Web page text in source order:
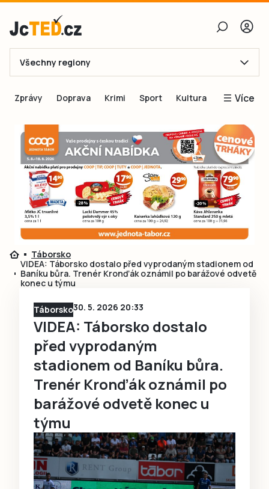
E-mail
Obnovit heslo
Přihlásit se
Přihlásit se přes Facebook
Ještě nemám účet, chci seRegistrovat
Všechny regiony
Zprávy Doprava Krimi Sport Kultura Více
Inspirace
Čtenáři píší
Speciální přílohy
Inzerce
Táborsko
VIDEA: Táborsko dostalo před vyprodaným stadionem od
Baníku bůra. Trenér Kronďák oznámil po barážové odvetě
konec u týmu
Táborsko30. 5. 2026 20:33
VIDEA: Táborsko dostalo
před vyprodaným
stadionem od Baníku bůra.
Trenér Kronďák oznámil po
barážové odvetě konec u
týmu